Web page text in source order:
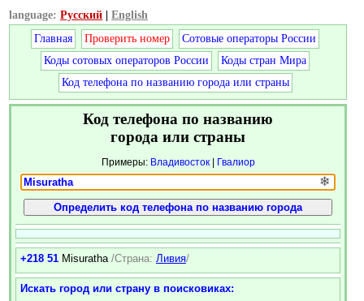
language: Русский
English
Главная
Проверить номер
Сотовые операторы России
Коды сотовых операторов России
Коды стран Мира
Код телефона по названию города или страны
Код телефона по названию
города или страны
Примеры: Владивосток| Гвалиор
❄
+218 51 Misuratha /Страна: Ливия/
Искать город или страну в поисковиках: